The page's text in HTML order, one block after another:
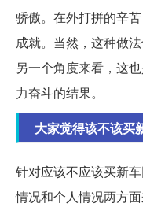
骄傲。在外打拼的辛
成就。当然，这种做
另一个角度来看，这
力奋斗的结果。
大家觉得该不该买
针对应该不应该买新
情况和个人情况两方